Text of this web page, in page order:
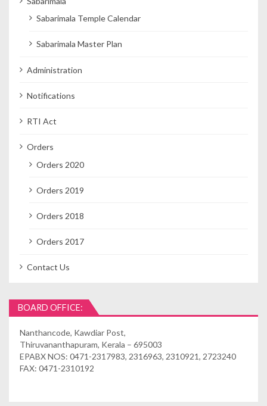
Sabarimala Temple Calendar
Sabarimala Master Plan
Administration
Notifications
RTI Act
Orders
Orders 2020
Orders 2019
Orders 2018
Orders 2017
Contact Us
BOARD OFFICE:
Nanthancode, Kawdiar Post,
Thiruvananthapuram, Kerala – 695003
EPABX NOS: 0471-2317983, 2316963, 2310921, 2723240
FAX: 0471-2310192